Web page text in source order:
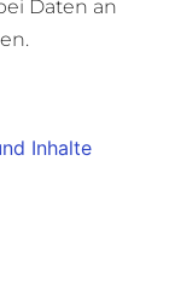
Daten an
Inhalte